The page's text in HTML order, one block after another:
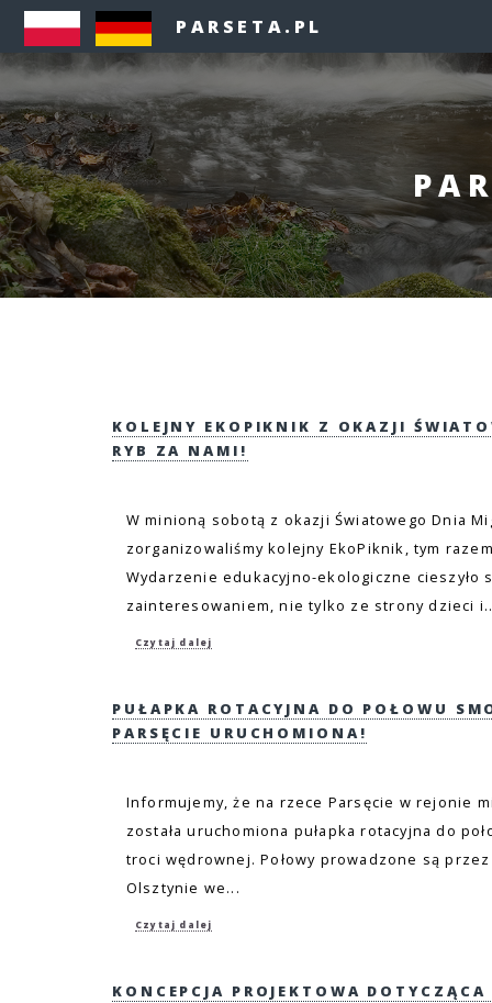
PARSETA.PL
KOLEJNY EKOPIKNIK Z OKAZJI
RYB ZA NAMI!
W minioną sobotą z okazji Światowego Dnia
zorganizowaliśmy kolejny EkoPiknik, tym
Wydarzenie edukacyjno-ekologiczne cieszyło
zainteresowaniem, nie tylko ze strony dzieci
Czytaj dalej
PUŁAPKA ROTACYJNA DO POŁOWU
PARSĘCIE URUCHOMIONA!
Informujemy, że na rzece Parsęcie w rejonie
została uruchomiona pułapka rotacyjna do
troci wędrownej. Połowy prowadzone są
Olsztynie we...
Czytaj dalej
KONCEPCJA PROJEKTOWA